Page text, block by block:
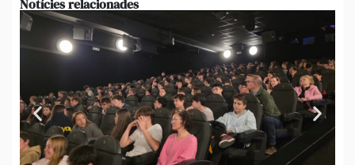
Notícies relacionades